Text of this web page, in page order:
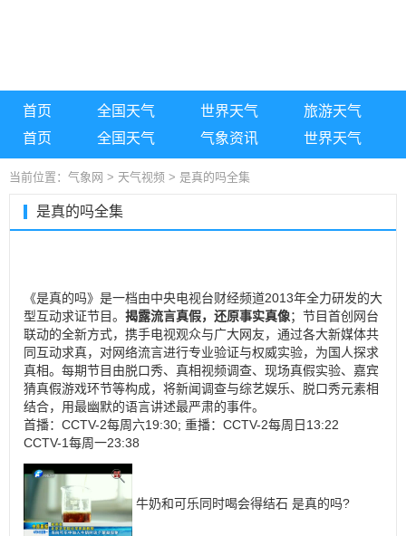
首页 全国天气 气象资讯 世界天气
当前位置： 气象网 > 天气视频 > 是真的吗全集
是真的吗全集
《是真的吗》是一档由中央电视台财经频道2013年全力研发的大
型互动求证节目。 揭露流言真假，还原事实真像；节目首创网台
联动的全新方式，携手电视观众与广大网友，通过各大新媒体共
同互动求真，对网络流言进行专业验证与权威实验，为国人探求
真相。每期节目由脱口秀、真相视频调查、现场真假实验、嘉宾
猜真假游戏环节等构成，将新闻调查与综艺娱乐、脱口秀元素相
结合，用最幽默的语言讲述最严肃的事件。
首播：CCTV-2每周六19:30; 重播：CCTV-2每周日13:22
CCTV-1每周一23:38
牛奶和可乐同时喝会得结石 是真的吗?
首页 全国天气 世界天气 旅游天气